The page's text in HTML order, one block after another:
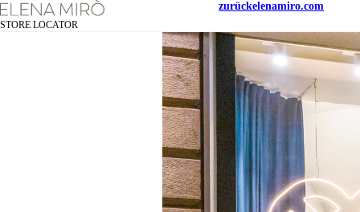
STORE LOCATOR
zurückelenamiro.com